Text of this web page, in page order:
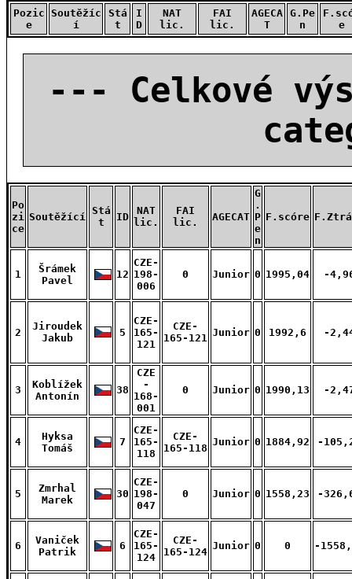
Pozic
e
Soutěžíc
í
Stá
t
I
D
NAT
lic.
FAI
lic.
AGECA
T
G.Pe
n
e
--- Celkové
Po
zi
ce
Soutěžící
Stá
t
ID
NAT
lic.
FAI
lic.
AGECAT
G
.
P
e
n
F.scóre
1
Šrámek
Pavel
12
CZE-
198-
006
0 Junior 0 1995,04 -
2
Jiroudek
Jakub
5
CZE-
165-
121
CZE-
165-121 Junior 0 1992,6 -
3
Koblížek
Antonín
38
CZE
-
168-
001
0 Junior 0 1990,13 -
4
Hyksa
Tomáš
7
CZE-
165-
118
CZE-
165-118
Junior 0 1884,92 -
5
Zmrhal
Marek
30
CZE-
198-
047
0 Junior 0 1558,23 -
6
Vaniček
Patrik
6
CZE-
165-
124
CZE-
165-124
Junior 0 0 -